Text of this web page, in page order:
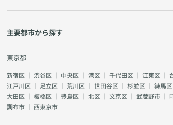
主要都市から探す
東京都
新宿区 ｜ 渋谷区 ｜ 中央区 ｜ 港区 ｜ 千代田区 ｜ 江東区 ｜
江戸川区 ｜ 足立区 ｜ 荒川区 ｜ 世田谷区 ｜ 杉並区 ｜ 練馬区
大田区 ｜ 板橋区 ｜ 豊島区 ｜ 北区 ｜ 文京区 ｜ 武蔵野市 ｜
調布市 ｜ 西東京市